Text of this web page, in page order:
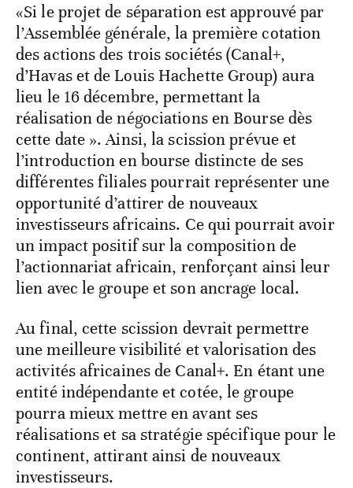
«Si le projet de séparation est approuvé par
l’Assemblée générale, la première cotation
des actions des trois sociétés (Canal+,
d’Havas et de Louis Hachette Group) aura
lieu le 16 décembre, permettant la
réalisation de négociations en Bourse dès
cette date ». Ainsi, la scission prévue et
l’introduction en bourse distincte de ses
différentes filiales pourrait représenter une
opportunité d’attirer de nouveaux
investisseurs africains. Ce qui pourrait avoir
un impact positif sur la composition de
l’actionnariat africain, renforçant ainsi leur
lien avec le groupe et son ancrage local.
Au final, cette scission devrait permettre
une meilleure visibilité et valorisation des
activités africaines de Canal+. En étant une
entité indépendante et cotée, le groupe
pourra mieux mettre en avant ses
réalisations et sa stratégie spécifique pour le
continent, attirant ainsi de nouveaux
investisseurs.